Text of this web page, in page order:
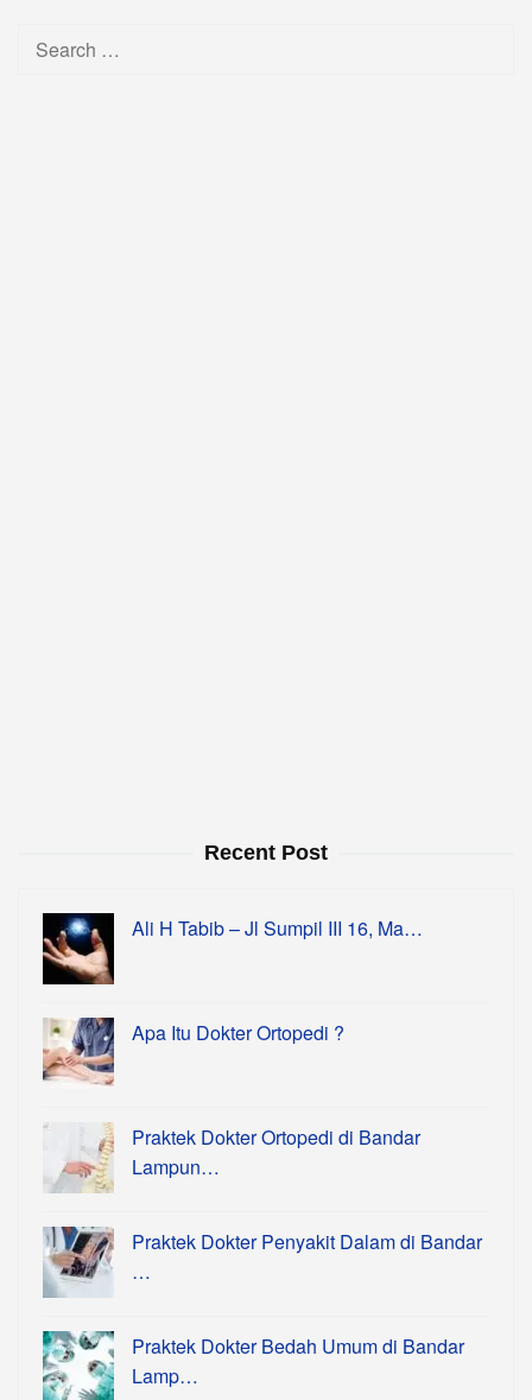
Search
Recent Post
Ali H Tabib – Jl Sumpil III 16, Ma…
Apa Itu Dokter Ortopedi ?
Praktek Dokter Ortopedi di Bandar
Lampun…
Praktek Dokter Penyakit Dalam di Bandar
…
Praktek Dokter Bedah Umum di Bandar
Lamp…